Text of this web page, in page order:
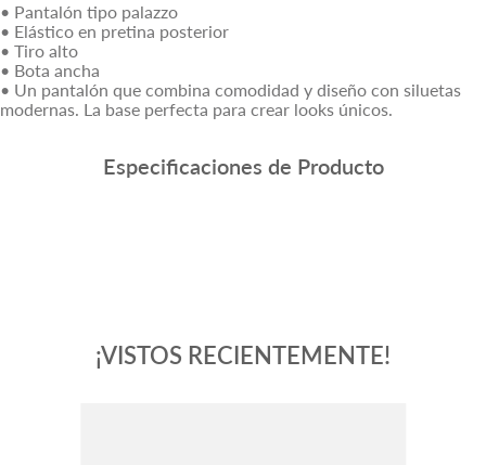
• Pantalón tipo palazzo
• Elástico en pretina posterior
• Tiro alto
• Bota ancha
• Un pantalón que combina comodidad y diseño con siluetas
modernas. La base perfecta para crear looks únicos.
Especificaciones de Producto
¡VISTOS RECIENTEMENTE!